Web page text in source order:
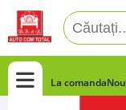
La comandaNou